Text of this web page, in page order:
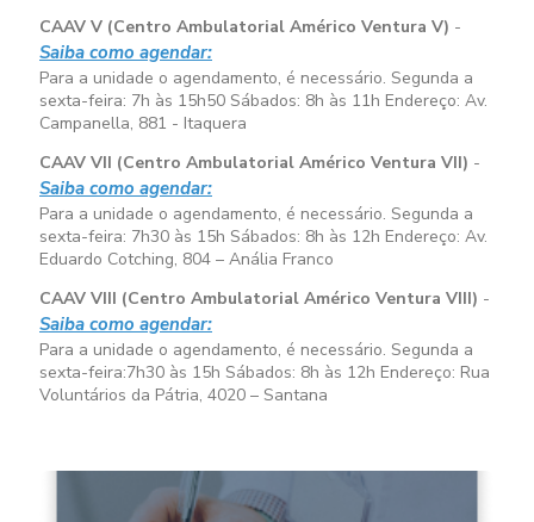
CAAV V (Centro Ambulatorial Américo Ventura V) -
Saiba como agendar:
Para a unidade o agendamento, é necessário. Segunda a
sexta-feira: 7h às 15h50 Sábados: 8h às 11h Endereço: Av.
Campanella, 881 - Itaquera
CAAV VII (Centro Ambulatorial Américo Ventura VII) -
Saiba como agendar:
Para a unidade o agendamento, é necessário. Segunda a
sexta-feira: 7h30 às 15h Sábados: 8h às 12h Endereço: Av.
Eduardo Cotching, 804 – Anália Franco
CAAV VIII (Centro Ambulatorial Américo Ventura VIII) -
Saiba como agendar:
Para a unidade o agendamento, é necessário. Segunda a
sexta-feira:7h30 às 15h Sábados: 8h às 12h Endereço: Rua
Voluntários da Pátria, 4020 – Santana